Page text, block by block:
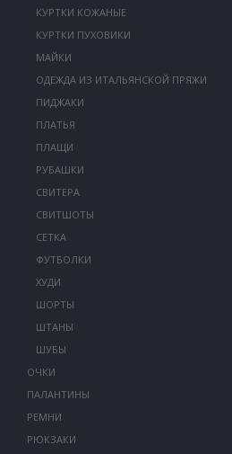
КУРТКИ КОЖАНЫЕ
КУРТКИ ПУХОВИКИ
МАЙКИ
ОДЕЖДА ИЗ ИТАЛЬЯНСКОЙ ПРЯЖИ
ПИДЖАКИ
ПЛАТЬЯ
ПЛАЩИ
РУБАШКИ
СВИТЕРА
СВИТШОТЫ
СЕТКА
ФУТБОЛКИ
ХУДИ
ШОРТЫ
ШТАНЫ
ШУБЫ
ОЧКИ
ПАЛАНТИНЫ
РЕМНИ
РЮКЗАКИ